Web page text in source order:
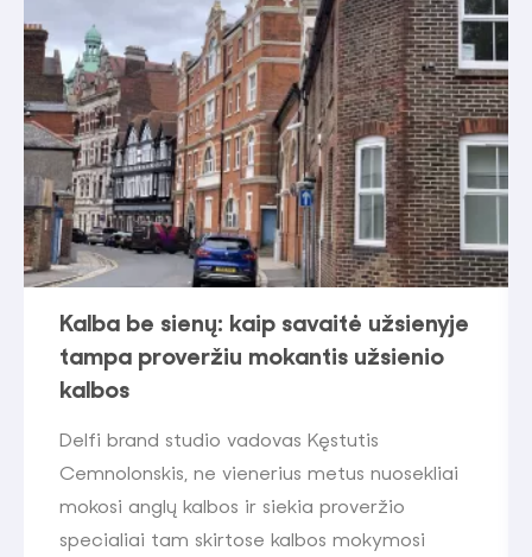
Kalba be sienų: kaip savaitė užsienyje
tampa proveržiu mokantis užsienio
kalbos
Delfi brand studio vadovas Kęstutis
Cemnolonskis, ne vienerius metus nuosekliai
mokosi anglų kalbos ir siekia proveržio
specialiai tam skirtose kalbos mokymosi